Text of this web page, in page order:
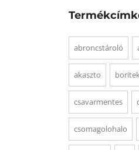
abroncstároló
akaszto
csavarmentes
csomagolohalo